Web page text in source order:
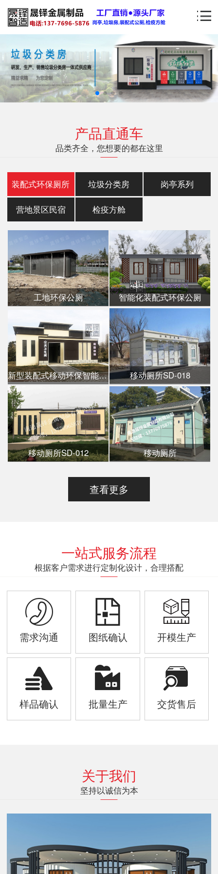
产品直通车
品类齐全，您想要的都在这里
装配式环保厕所 垃圾分类房 岗亭系列
营地景区民宿 检疫方舱
工地环保公厕 智能化装配式环保公厕
新型装配式移动环保智能公厕 移动厕所SD-018
移动厕所SD-012 移动厕所
查看更多
一站式服务流程
根据客户需求进行定制化设计，合理搭配
需求沟通 图纸确认 开模生产
样品确认 批量生产 交货售后
关于我们
坚持以诚信为本